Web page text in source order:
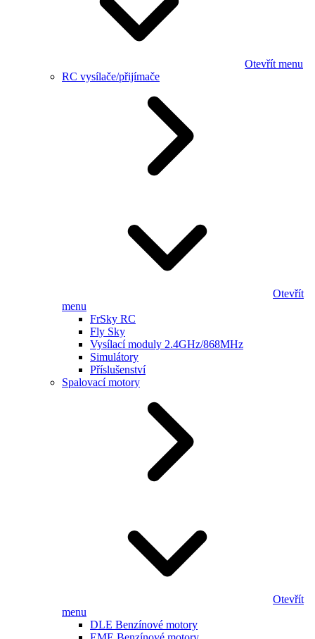
Otevřít menu
RC vysílače/přijímače
Otevřít
menu
FrSky RC
Fly Sky
Vysílací moduly 2.4GHz/868MHz
Simulátory
Příslušenství
Spalovací motory
Otevřít
menu
DLE Benzínové motory